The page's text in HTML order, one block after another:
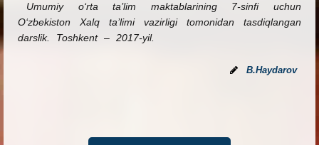
Umumiy o‘rta ta’lim maktablarining 7-sinfi uchun
O‘zbekiston Xalq ta’limi vazirligi tomonidan tasdiqlangan
darslik. Toshkent – 2017-yil.
B.Haydarov